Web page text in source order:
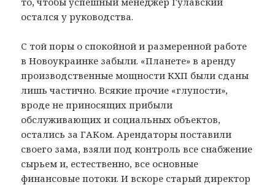
остался у руководства.
С той поры о спокойной и размеренной работе
в Новоукраинке забыли. «Планете» в аренду
производственные мощности КХП были сданы
лишь частично. Всякие прочие «глупости»,
вроде не приносящих прибыли
обслуживающих и социальных объектов,
остались за ГАКом. Арендаторы поставили
своего зама, взяли под контроль все снабжение
сырьем и, естественно, все основные
финансовые потоки. И вскоре старый директор